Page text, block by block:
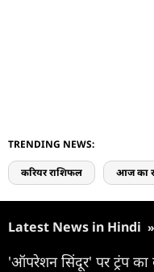
TRENDING NEWS:
करियर राशिफल आज का
Latest News in Hindi »
'ऑपरेशन सिंदूर' पर ट्रंप का